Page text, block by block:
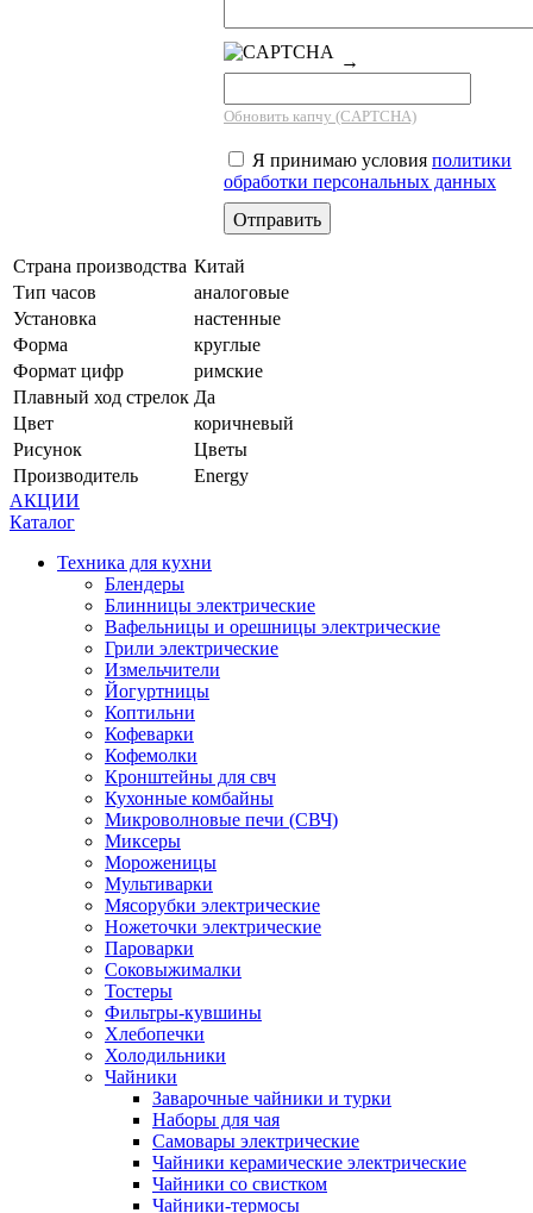
→
Обновить капчу (CAPTCHA)
Я принимаю условия политики
обработки персональных данных
Страна производства Китай
Тип часов
аналоговые
Установка
настенные
Форма
круглые
Формат цифр
римские
Плавный ход стрелок Да
Цвет
коричневый
Рисунок
Цветы
Производитель
Energy
АКЦИИ
Каталог
Техника для кухни
Блендеры
Блинницы электрические
Вафельницы и орешницы электрические
Грили электрические
Измельчители
Йогуртницы
Коптильни
Кофеварки
Кофемолки
Кронштейны для свч
Кухонные комбайны
Микроволновые печи (СВЧ)
Миксеры
Мороженицы
Мультиварки
Мясорубки электрические
Ножеточки электрические
Пароварки
Соковыжималки
Тостеры
Фильтры-кувшины
Хлебопечки
Холодильники
Чайники
Заварочные чайники и турки
Наборы для чая
Самовары электрические
Чайники керамические электрические
Чайники со свистком
Чайники-термосы